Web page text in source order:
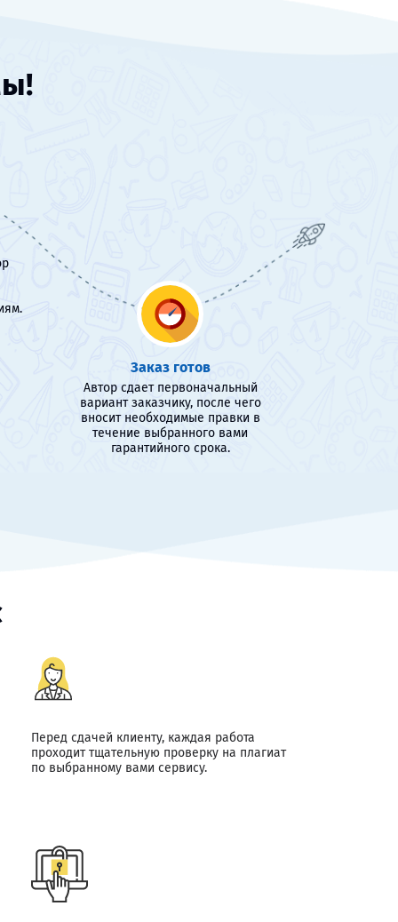
Заказ готов
Автор сдает первоначальный
вариант заказчику, после чего
вносит необходимые правки в
течение выбранного вами
гарантийного срока.
Перед сдачей клиенту, каждая работа
проходит тщательную проверку на плагиат
по выбранному вами сервису.